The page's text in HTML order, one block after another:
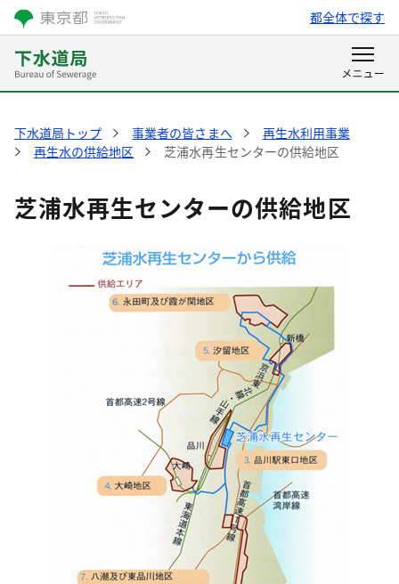
都全体で探す
下水道局トップ 事業者の皆さまへ
再生水利用事業
再生水の供給地区
芝浦水再生センターの供給地区
芝浦水再生センターの供給地区